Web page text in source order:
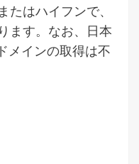
たはハイフンで、
ます。なお、日本
メインの取得は不